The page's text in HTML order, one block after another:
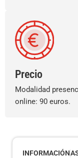
Precio
Modalidad
online: 90 euros.
INFORMACIÓN